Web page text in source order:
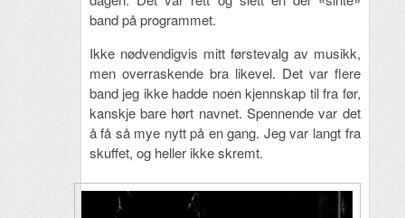
band på programmet.
Ikke nødvendigvis mitt førstevalg av musikk,
men overraskende bra likevel. Det var flere
band jeg ikke hadde noen kjennskap til fra før,
kanskje bare hørt navnet. Spennende var det
å få så mye nytt på en gang. Jeg var langt fra
skuffet, og heller ikke skremt.